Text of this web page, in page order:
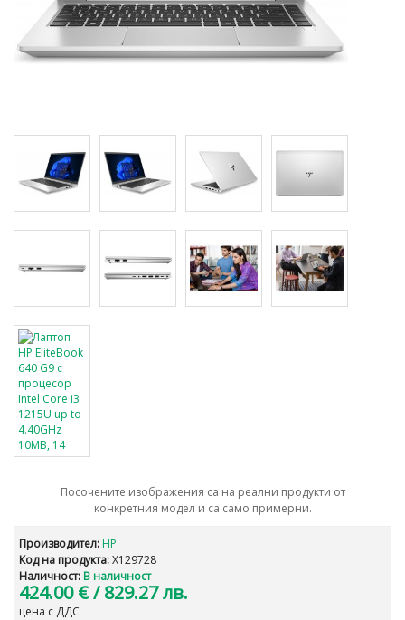
Посочените изображения са на реални продукти от
конкретния модел и са само примерни.
Производител: HP
Код на продукта:X129728
Наличност: В наличност
424.00 €/ 829.27 лв.
цена с ДДС